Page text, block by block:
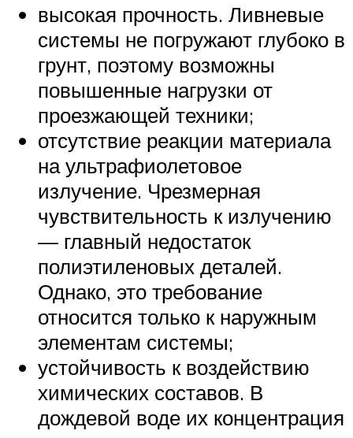
высокая прочность. Ливневые
системы не погружают глубоко в
грунт, поэтому возможны
повышенные нагрузки от
проезжающей техники;
отсутствие реакции материала
на ультрафиолетовое
излучение. Чрезмерная
чувствительность к излучению
— главный недостаток
полиэтиленовых деталей.
Однако, это требование
относится только к наружным
элементам системы;
устойчивость к воздействию
химических составов. В
дождевой воде их концентрация